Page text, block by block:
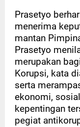
Prasetyo
menerima
mantan
Prasetyo
merupakan
Korupsi, kata
serta
ekonomi,
kepentingan
pegiat